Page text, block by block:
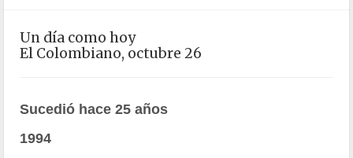
Un día como hoy
El Colombiano, octubre 26
Sucedió hace 25 años
1994